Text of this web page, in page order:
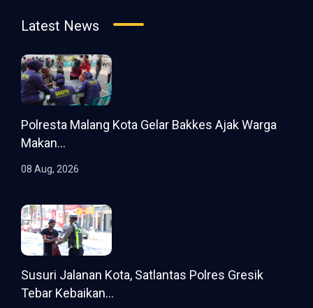
Latest News
Polresta Malang Kota Gelar Bakkes Ajak Warga
Makan...
08 Aug, 2026
Susuri Jalanan Kota, Satlantas Polres Gresik
Tebar Kebaikan...